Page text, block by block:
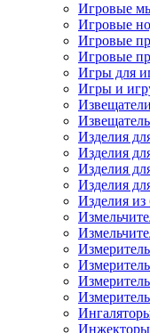
Игровые
Игровые
Игровые
Игровые
Игры для
Игры и
Извещатели
Изделия
Изделия
Изделия
Изделия
Изделия из